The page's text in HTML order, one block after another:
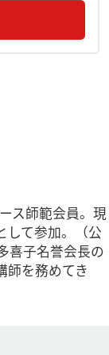
ス師範会員。現
して参加。（公
喜子名誉会長の
師を務めてき